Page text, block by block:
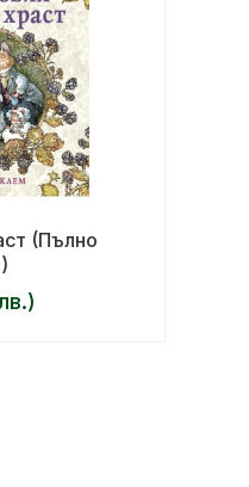
(Пълно